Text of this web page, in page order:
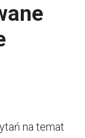
na temat